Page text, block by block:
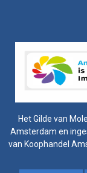
Het Gilde van
Amsterdam en
van Koophandel